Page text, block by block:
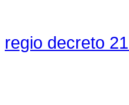
regio decreto